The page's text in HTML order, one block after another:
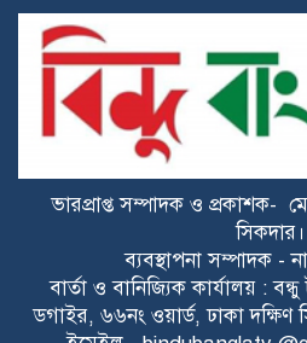
দায়িত্বে নিষ্ঠা,
দাউদকান্দি-
বিদ্যুৎ বরাদ্দ
রাইপাড়ার
খানের প্রথম
জয়পুরহাটে ১১
ভারপ্রাপ্ত সম্পাদক ও প্রকাশক-
সিকদার।
ব্যবস্থাপনা সম্পাদক -
বার্তা ও বানিজ্যিক কার্যালয় :
ডগাইর, ৬৬নং ওয়ার্ড, ঢাকা